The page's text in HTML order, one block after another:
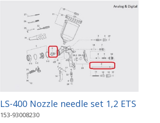
LS-400 Nozzle needle set 1,2 ETS
153-93008230